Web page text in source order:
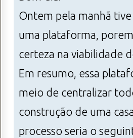
Ontem pela manhã
uma plataforma,
certeza na viabilidade
Em resumo, essa
meio de centralizar
construção de uma
processo seria o